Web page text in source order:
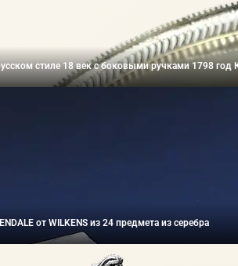
стиле 18 век с боковыми ручками 1798 год
от WILKENS из 24 предмета из серебра